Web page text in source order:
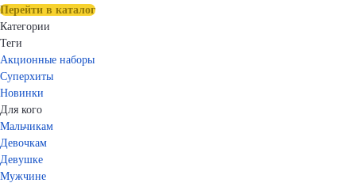
Перейти в каталог
Категории
Теги
Акционные наборы
Суперхиты
Новинки
Для кого
Мальчикам
Девочкам
Девушке
Мужчине